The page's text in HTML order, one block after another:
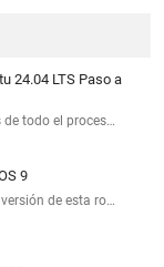
24.04 LTS Paso a
todo el proces…
9
de esta ro…